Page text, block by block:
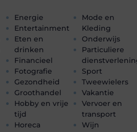
Energie
Entertainment
Eten en
drinken
Financieel
Fotografie
Gezondheid
Groothandel
Hobby en vrije
tijd
Horeca
Mode en
Kleding
Onderwijs
Particuliere
Sport
Tweewielers
Vakantie
Vervoer en
transport
Wijn